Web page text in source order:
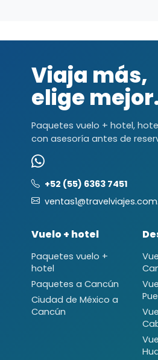
Viaja más,
elige
Paquetes vuelo + hotel,
con asesoría antes de
+52 (55) 6363 7451
Vuelo + hotel
Paquetes vuelo +
hotel
Paquetes a Cancún
Ciudad de México a
Cancún